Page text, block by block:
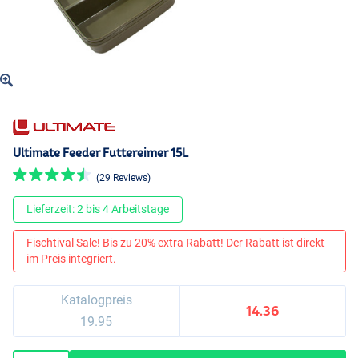
Ultimate Feeder Futtereimer 15L
(29 Reviews)
Lieferzeit: 2 bis 4 Arbeitstage
Fischtival Sale! Bis zu 20% extra Rabatt! Der Rabatt ist direkt
im Preis integriert.
Katalogpreis
19.95
14.36